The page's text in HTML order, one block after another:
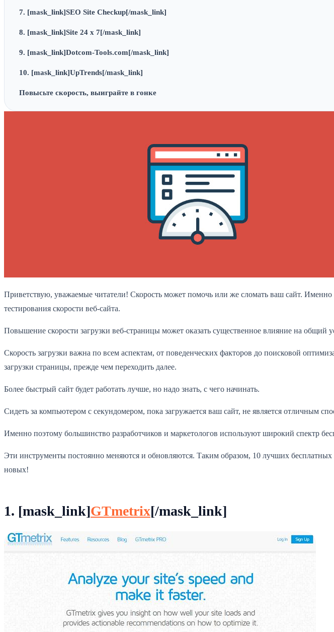
7. [mask_link]SEO Site Checkup[/mask_link]
8. [mask_link]Site 24 x 7[/mask_link]
9. [mask_link]Dotcom-Tools.com[/mask_link]
10. [mask_link]UpTrends[/mask_link]
Повысьте скорость, выиграйте в гонке
Приветствую, уважаемые читатели! Скорость может помочь или же сломать ваш сайт.
тестирования скорости веб-сайта.
Повышение скорости загрузки веб-страницы может оказать существенное влияние на общий
Скорость загрузки важна по всем аспектам, от поведенческих факторов до поисковой
загрузки страницы, прежде чем переходить далее.
Более быстрый сайт будет работать лучше, но надо знать, с чего начинать.
Сидеть за компьютером с секундомером, пока загружается ваш сайт, не является отличным
Именно поэтому большинство разработчиков и маркетологов используют широкий спектр
Эти инструменты постоянно меняются и обновляются. Таким образом, 10 лучших бесплатных
новых!
1. [mask_link]GTmetrix[/mask_link]